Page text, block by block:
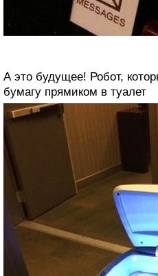
А это будущее! Робот,
бумагу прямиком в туалет